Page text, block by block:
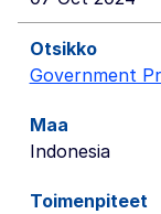
Government
Indonesia